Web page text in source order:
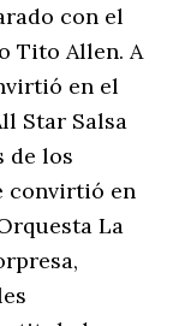
con el
Tito Allen. A
en el
Star Salsa
de los
convirtió en
La